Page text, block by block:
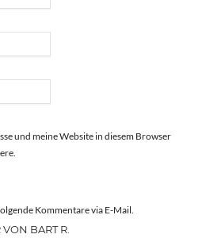
und meine Website in diesem Browser
Kommentare via E-Mail.
BART R.